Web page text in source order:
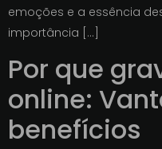
emoções e a essência
importância […]
Por que
online:
benefícios